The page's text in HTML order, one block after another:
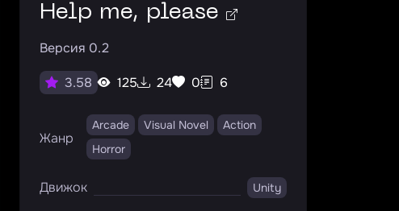
Help me, please
Версия 0.2
3.58 125 24 0 6
Жанр
Arcade Visual Novel
Action
Horror
Движок Unity